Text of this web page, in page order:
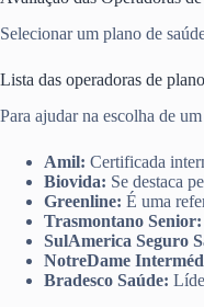
Selecionar um plano de
Lista das operadoras de
Para ajudar na escolha de um
Amil: Certificada
Biovida: Se destaca
Greenline: É uma
Trasmontano Senior:
SulAmerica Seguro
NotreDame
Bradesco Saúde: